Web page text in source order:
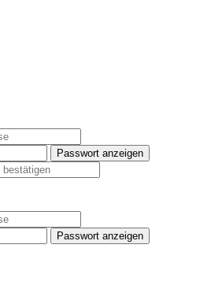
Passwort anzeigen
Passwort anzeigen